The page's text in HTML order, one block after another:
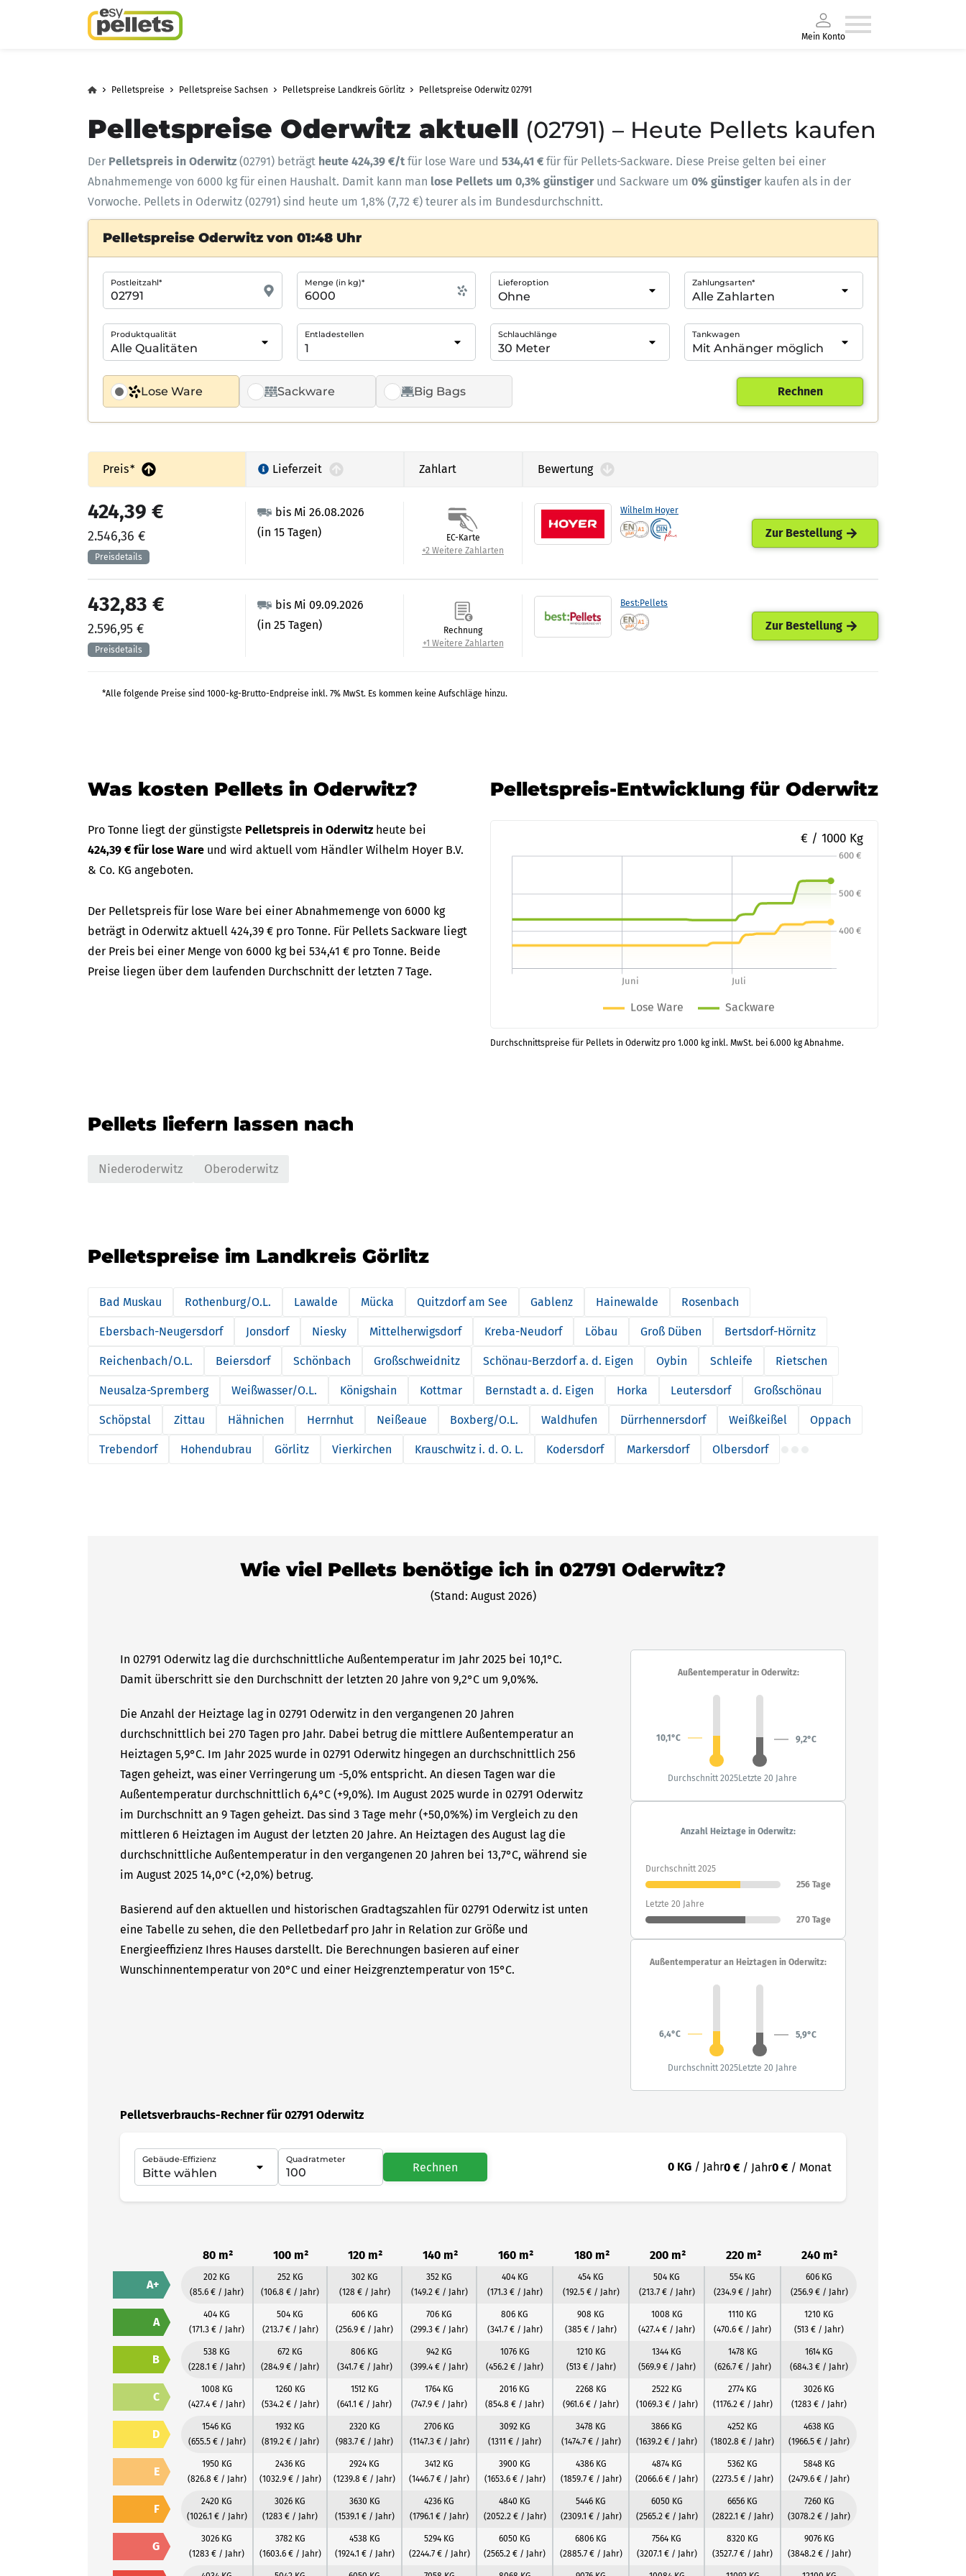
Mein Konto
Pelletspreise Pelletspreise Sachsen Pelletspreise Landkreis Görlitz Pelletspreise Oderwitz 02791
Pelletspreise Oderwitz aktuell (02791) – Heute Pellets kaufen
Der Pelletspreis in Oderwitz (02791) beträgt heute 424,39 €/t für lose Ware und 534,41 € für für Pellets-Sackware. Diese Preise gelten bei einer
Abnahmemenge von 6000 kg für einen Haushalt. Damit kann man lose Pellets um 0,3% günstiger und Sackware um 0% günstigerkaufen als in der
Vorwoche. Pellets in Oderwitz (02791) sind heute um 1,8% (7,72 €) teurer als im Bundesdurchschnitt.
Pelletspreise Oderwitz von 01:48 Uhr
Lose Ware Sackware Big Bags
Postleitzahl* Menge (in kg)* Lieferoption Zahlungsarten*
Produktqualität Entladestellen Schlauchlänge Tankwagen
Rechnen
Preis* Lieferzeit Zahlart Bewertung
Wilhelm Hoyer
bis Mi 26.08.2026
(in 15 Tagen)
424,39 €
2.546,36 €
EC-Karte
+2 Weitere Zahlarten
Zur Bestellung
Best:Pellets
bis Mi 09.09.2026
(in 25 Tagen)
432,83 €
2.596,95 €
Rechnung
+1 Weitere Zahlarten
Zur Bestellung
*Alle folgende Preise sind 1000-kg-Brutto-Endpreise inkl. 7% MwSt. Es kommen keine Aufschläge hinzu.
Was kosten Pellets in Oderwitz?
Pro Tonne liegt der günstigste Pelletspreis in Oderwitz heute bei
424,39 € für lose Ware und wird aktuell vom Händler Wilhelm Hoyer B.V.
& Co. KG angeboten.
Der Pelletspreis für lose Ware bei einer Abnahmemenge von 6000 kg
beträgt in Oderwitz aktuell 424,39 € pro Tonne. Für Pellets Sackware liegt
der Preis bei einer Menge von 6000 kg bei 534,41 € pro Tonne. Beide
Preise liegen über dem laufenden Durchschnitt der letzten 7 Tage.
Pelletspreis-Entwicklung für Oderwitz
€ / 1000 Kg
Durchschnittspreise für Pellets in Oderwitz pro 1.000 kg inkl. MwSt. bei 6.000 kg Abnahme.
Pellets liefern lassen nach
Niederoderwitz Oberoderwitz
Pelletspreise im Landkreis Görlitz
Bad Muskau Rothenburg/O.L. Lawalde Mücka Quitzdorf am See Gablenz Hainewalde Rosenbach
Ebersbach-Neugersdorf Jonsdorf Niesky Mittelherwigsdorf Kreba-Neudorf Löbau Groß Düben Bertsdorf-Hörnitz
Reichenbach/O.L. Beiersdorf Schönbach Großschweidnitz Schönau-Berzdorf a. d. Eigen Oybin Schleife Rietschen
Neusalza-Spremberg Weißwasser/O.L. Königshain Kottmar Bernstadt a. d. Eigen Horka Leutersdorf Großschönau
Schöpstal Zittau Hähnichen Herrnhut Neißeaue Boxberg/O.L. Waldhufen Dürrhennersdorf Weißkeißel Oppach
Trebendorf Hohendubrau Görlitz Vierkirchen Krauschwitz i. d. O. L. Kodersdorf Markersdorf Olbersdorf
Wie viel Pellets benötige ich in 02791 Oderwitz?
(Stand: August 2026)
In 02791 Oderwitz lag die durchschnittliche Außentemperatur im Jahr 2025 bei 10,1°C.
Damit überschritt sie den Durchschnitt der letzten 20 Jahre von 9,2°C um 9,0%%.
Die Anzahl der Heiztage lag in 02791 Oderwitz in den vergangenen 20 Jahren
durchschnittlich bei 270 Tagen pro Jahr. Dabei betrug die mittlere Außentemperatur an
Heiztagen 5,9°C. Im Jahr 2025 wurde in 02791 Oderwitz hingegen an durchschnittlich 256
Tagen geheizt, was einer Verringerung um -5,0% entspricht. An diesen Tagen war die
Außentemperatur durchschnittlich 6,4°C (+9,0%). Im August 2025 wurde in 02791 Oderwitz
im Durchschnitt an 9 Tagen geheizt. Das sind 3 Tage mehr (+50,0%%) im Vergleich zu den
mittleren 6 Heiztagen im August der letzten 20 Jahre. An Heiztagen des August lag die
durchschnittliche Außentemperatur in den vergangenen 20 Jahren bei 13,7°C, während sie
im August 2025 14,0°C (+2,0%) betrug.
Basierend auf den aktuellen und historischen Gradtagszahlen für 02791 Oderwitz ist unten
eine Tabelle zu sehen, die den Pelletbedarf pro Jahr in Relation zur Größe und
Energieeffizienz Ihres Hauses darstellt. Die Berechnungen basieren auf einer
Wunschinnentemperatur von 20°C und einer Heizgrenztemperatur von 15°C.
Außentemperatur in Oderwitz:
10,1°C 9,2°C
Durchschnitt 2025Letzte 20 Jahre
Anzahl Heiztage in Oderwitz:
Durchschnitt 2025
256 Tage
Letzte 20 Jahre
270 Tage
Außentemperatur an Heiztagen in Oderwitz:
6,4°C 5,9°C
Durchschnitt 2025Letzte 20 Jahre
Pelletsverbrauchs-Rechner für 02791 Oderwitz
Gebäude-Effizienz Quadratmeter
Rechnen 0 KG / Jahr0 € / Jahr0 € / Monat
80 m² 100 m² 120 m² 140 m² 160 m² 180 m² 200 m² 220 m² 240 m²
A+
202 KG
(85.6 € / Jahr)
252 KG
(106.8 € / Jahr)
302 KG
(128 € / Jahr)
352 KG
(149.2 € / Jahr)
404 KG
(171.3 € / Jahr)
454 KG
(192.5 € / Jahr)
504 KG
(213.7 € / Jahr)
554 KG
(234.9 € / Jahr)
606 KG
(256.9 € / Jahr)
A
404 KG
(171.3 € / Jahr)
504 KG
(213.7 € / Jahr)
606 KG
(256.9 € / Jahr)
706 KG
(299.3 € / Jahr)
806 KG
(341.7 € / Jahr)
908 KG
(385 € / Jahr)
1008 KG
(427.4 € / Jahr)
1110 KG
(470.6 € / Jahr)
1210 KG
(513 € / Jahr)
B
538 KG
(228.1 € / Jahr)
672 KG
(284.9 € / Jahr)
806 KG
(341.7 € / Jahr)
942 KG
(399.4 € / Jahr)
1076 KG
(456.2 € / Jahr)
1210 KG
(513 € / Jahr)
1344 KG
(569.9 € / Jahr)
1478 KG
(626.7 € / Jahr)
1614 KG
(684.3 € / Jahr)
C
1008 KG
(427.4 € / Jahr)
1260 KG
(534.2 € / Jahr)
1512 KG
(641.1 € / Jahr)
1764 KG
(747.9 € / Jahr)
2016 KG
(854.8 € / Jahr)
2268 KG
(961.6 € / Jahr)
2522 KG
(1069.3 € / Jahr)
2774 KG
(1176.2 € / Jahr)
3026 KG
(1283 € / Jahr)
D
1546 KG
(655.5 € / Jahr)
1932 KG
(819.2 € / Jahr)
2320 KG
(983.7 € / Jahr)
2706 KG
(1147.3 € / Jahr)
3092 KG
(1311 € / Jahr)
3478 KG
(1474.7 € / Jahr)
3866 KG
(1639.2 € / Jahr)
4252 KG
(1802.8 € / Jahr)
4638 KG
(1966.5 € / Jahr)
E
1950 KG
(826.8 € / Jahr)
2436 KG
(1032.9 € / Jahr)
2924 KG
(1239.8 € / Jahr)
3412 KG
(1446.7 € / Jahr)
3900 KG
(1653.6 € / Jahr)
4386 KG
(1859.7 € / Jahr)
4874 KG
(2066.6 € / Jahr)
5362 KG
(2273.5 € / Jahr)
5848 KG
(2479.6 € / Jahr)
F
2420 KG
(1026.1 € / Jahr)
3026 KG
(1283 € / Jahr)
3630 KG
(1539.1 € / Jahr)
4236 KG
(1796.1 € / Jahr)
4840 KG
(2052.2 € / Jahr)
5446 KG
(2309.1 € / Jahr)
6050 KG
(2565.2 € / Jahr)
6656 KG
(2822.1 € / Jahr)
7260 KG
(3078.2 € / Jahr)
G
3026 KG
(1283 € / Jahr)
3782 KG
(1603.6 € / Jahr)
4538 KG
(1924.1 € / Jahr)
5294 KG
(2244.7 € / Jahr)
6050 KG
(2565.2 € / Jahr)
6806 KG
(2885.7 € / Jahr)
7564 KG
(3207.1 € / Jahr)
8320 KG
(3527.7 € / Jahr)
9076 KG
(3848.2 € / Jahr)